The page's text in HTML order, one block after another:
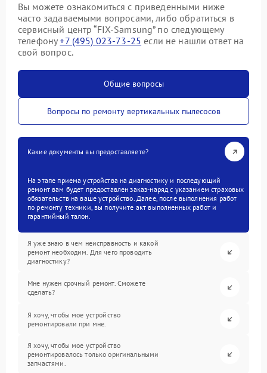
Вы можете ознакомиться с приведенными ниже
часто задаваемыми вопросами, либо обратиться в
сервисный центр “FIX-Samsung” по следующему
телефону+7 (495) 023-73-25 если не нашли ответ на
свой вопрос.
Общие вопросы
Вопросы по ремонту вертикальных пылесосов
Какие документы вы предоставляете?
На этапе приема устройства на диагностику и последующий
ремонт вам будет предоставлен заказ-наряд с указанием страховых
обязательств на ваше устройство. Далее, после выполнения работ
по ремонту техники, вы получите акт выполненных работ и
гарантийный талон.
Я уже знаю в чем неисправность и какой
ремонт необходим. Для чего проводить
диагностику?
Мне нужен срочный ремонт. Сможете
сделать?
Я хочу, чтобы мое устройство
ремонтировали при мне.
Я хочу, чтобы мое устройство
ремонтировалось только оригинальными
запчастями.